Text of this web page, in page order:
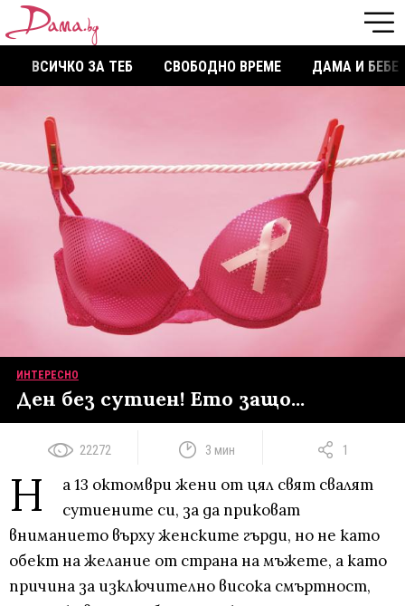
ВСИЧКО ЗА ТЕБ СВОБОДНО ВРЕМЕ ДАМА И БЕБЕ
ИНТЕРЕСНО
Ден без сутиен! Ето защо...
22272 3 мин 1
Н
а 13 октомври жени от цял свят свалят
сутиените си, за да приковат
вниманието върху женските гърди, но не като
обект на желание от страна на мъжете, а като
причина за изключително висока смъртност,